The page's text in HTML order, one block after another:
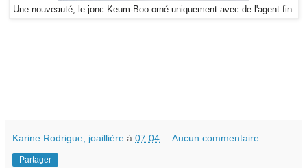
Une nouveauté, le jonc Keum-Boo orné uniquement avec de l'agent fin.
Karine Rodrigue, joaillière à 07:04 Aucun commentaire:
Partager